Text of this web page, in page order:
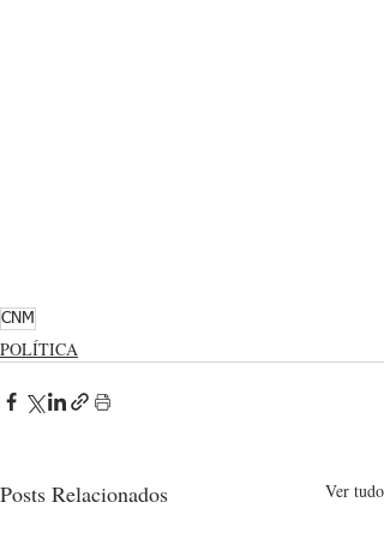
CNM
POLÍTICA
Posts Relacionados Ver tudo